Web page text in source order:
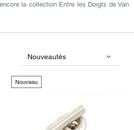
la collection Entre les Doigts de Van
Nouveau